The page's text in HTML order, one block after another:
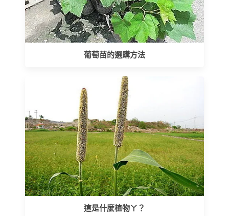
葡萄苗的選購方法
這是什麼植物ㄚ？